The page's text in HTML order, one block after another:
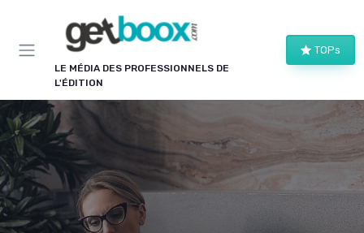
LE MÉDIA DES PROFESSIONNELS DE
L'ÉDITION
TOPs